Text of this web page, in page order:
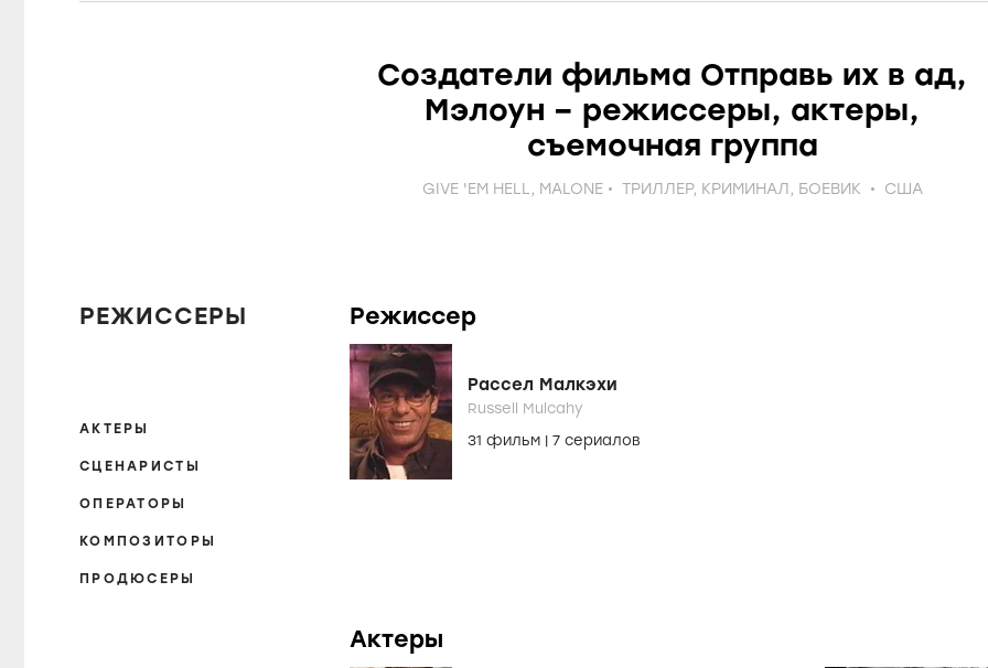
Создатели фильма Отправь их в ад,
Мэлоун – режиссеры, актеры,
съемочная группа
GIVE 'EM HELL, MALONE ТРИЛЛЕР, КРИМИНАЛ, БОЕВИК США
РЕЖИССЕРЫ
АКТЕРЫ
СЦЕНАРИСТЫ
ОПЕРАТОРЫ
КОМПОЗИТОРЫ
ПРОДЮСЕРЫ
Режиссер
Рассел Малкэхи
Russell Mulcahy
31 фильм | 7 сериалов
Актеры